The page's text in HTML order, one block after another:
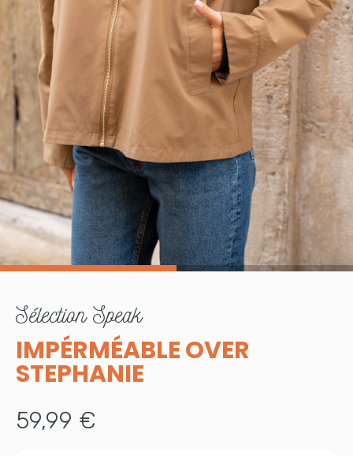
sélectionSpeak
IMPÉRMÉABLE OVER
STEPHANIE
59,99 €